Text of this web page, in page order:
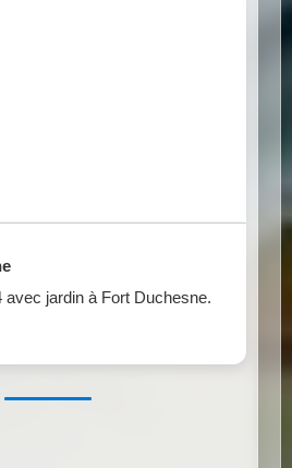
avec jardin à Fort Duchesne.